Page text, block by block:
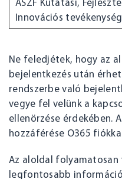
ÁSZF Kutatási,
Innovációs
Ne feledjétek, hogy az
bejelentkezés után
rendszerbe való
vegye fel velünk a
ellenörzése érdekében.
hozzáférése O365
Az aloldal
legfontosabb